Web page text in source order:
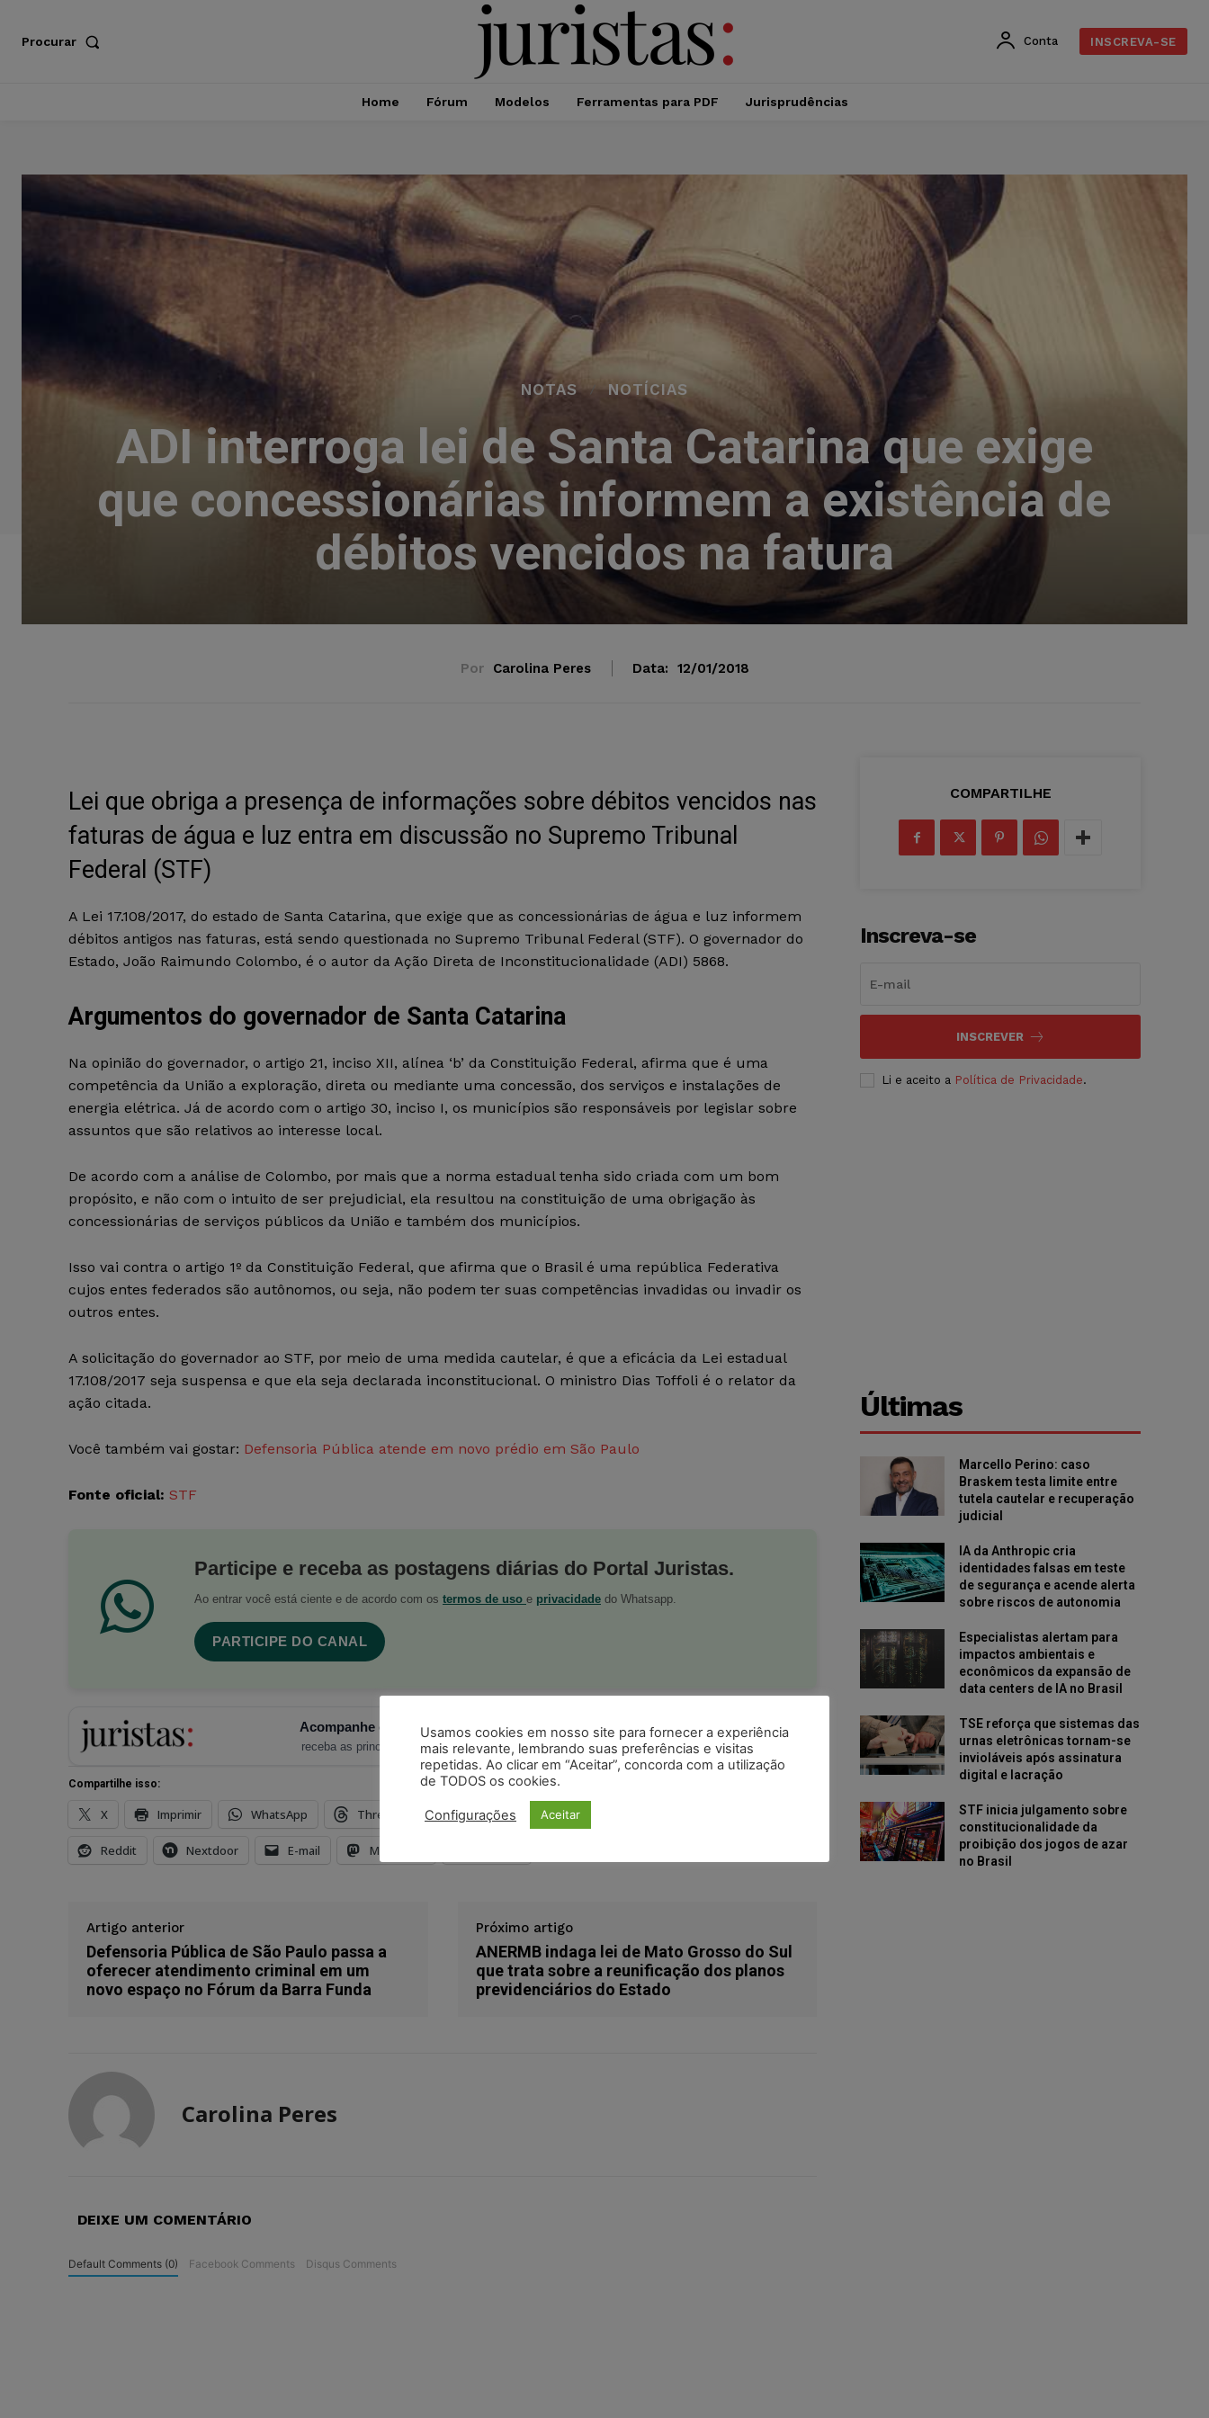
Procurar Conta INSCREVA-SE
Home Fórum Modelos Ferramentas para PDF Jurisprudências
NOTAS NOTÍCIAS
ADI interroga lei de Santa Catarina que exige
que concessionárias informem a existência de
débitos vencidos na fatura
Por Carolina Peres Data: 12/01/2018
Lei que obriga a presença de informações sobre débitos vencidos nas
faturas de água e luz entra em discussão no Supremo Tribunal
Federal (STF)
A Lei 17.108/2017, do estado de Santa Catarina, que exige que as concessionárias de água e luz informem
débitos antigos nas faturas, está sendo questionada no Supremo Tribunal Federal (STF). O governador do
Estado, João Raimundo Colombo, é o autor da Ação Direta de Inconstitucionalidade (ADI) 5868.
Argumentos do governador de Santa Catarina
Na opinião do governador, o artigo 21, inciso XII, alínea ‘b’ da Constituição Federal, afirma que é uma
competência da União a exploração, direta ou mediante uma concessão, dos serviços e instalações de
energia elétrica. Já de acordo com o artigo 30, inciso I, os municípios são responsáveis por legislar sobre
assuntos que são relativos ao interesse local.
De acordo com a análise de Colombo, por mais que a norma estadual tenha sido criada com um bom
propósito, e não com o intuito de ser prejudicial, ela resultou na constituição de uma obrigação às
concessionárias de serviços públicos da União e também dos municípios.
Isso vai contra o artigo 1º da Constituição Federal, que afirma que o Brasil é uma república Federativa
cujos entes federados são autônomos, ou seja, não podem ter suas competências invadidas ou invadir os
outros entes.
A solicitação do governador ao STF, por meio de uma medida cautelar, é que a eficácia da Lei estadual
17.108/2017 seja suspensa e que ela seja declarada inconstitucional. O ministro Dias Toffoli é o relator da
ação citada.
Você também vai gostar: Defensoria Pública atende em novo prédio em São Paulo
Fonte oficial: STF
Participe e receba as postagens diárias do Portal Juristas.
Ao entrar você está ciente e de acordo com os termos de uso e privacidade do Whatsapp.
PARTICIPE DO CANAL
Acompanhe o Juristas no Google News
receba as principais notícias jurídicas do Brasil
Seguir no Google
Compartilhe isso:
X Imprimir WhatsApp Threads Facebook Telegram
Reddit Nextdoor E-mail Mastodon
Artigo anterior
Defensoria Pública de São Paulo passa a
oferecer atendimento criminal em um
novo espaço no Fórum da Barra Funda
Próximo artigo
ANERMB indaga lei de Mato Grosso do Sul
que trata sobre a reunificação dos planos
previdenciários do Estado
Carolina Peres
DEIXE UM COMENTÁRIO
Default Comments (0) Facebook Comments Disqus Comments
COMPARTILHE
Inscreva-se
INSCREVER
Li e aceito a Política de Privacidade.
Últimas
Marcello Perino: caso
Braskem testa limite entre
tutela cautelar e recuperação
judicial
IA da Anthropic cria
identidades falsas em teste
de segurança e acende alerta
sobre riscos de autonomia
Especialistas alertam para
impactos ambientais e
econômicos da expansão de
data centers de IA no Brasil
TSE reforça que sistemas das
urnas eletrônicas tornam-se
invioláveis após assinatura
digital e lacração
STF inicia julgamento sobre
constitucionalidade da
proibição dos jogos de azar
no Brasil
Usamos cookies em nosso site para fornecer a experiência
mais relevante, lembrando suas preferências e visitas
repetidas. Ao clicar em “Aceitar”, concorda com a utilização
de TODOS os cookies.
Configurações Aceitar